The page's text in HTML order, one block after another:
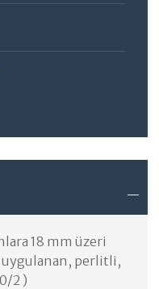
18 mm üzeri
uygulanan, perlitli,
2 )